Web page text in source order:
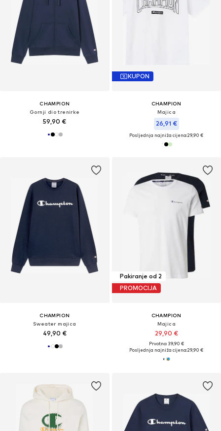
CHAMPION
Gornji dio trenirke
59,90 €
KUPON
CHAMPION
Majica
26,91 €
Posljednja najniža cijena:29,90 €
CHAMPION
Sweater majica
49,90 €
Pakiranje od 2
PROMOCIJA
CHAMPION
Majica
29,90 €
Prvotno: 39,90 €
Posljednja najniža cijena:29,90 €